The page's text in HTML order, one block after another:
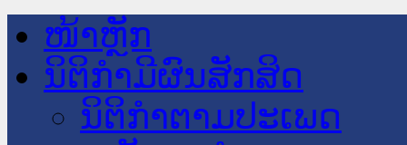
ໜ້າຫຼັກ
ນິຕິກໍາມີຜົນສັກສິດ
ນິຕິກໍາຕາມປະເພດ